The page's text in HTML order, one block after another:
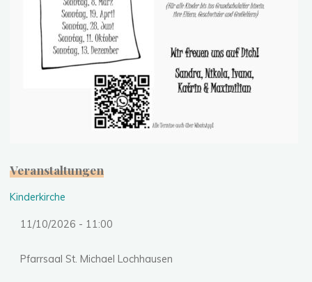
Veranstaltungen
Kinderkirche
11/10/2026 - 11:00
Pfarrsaal St. Michael Lochhausen